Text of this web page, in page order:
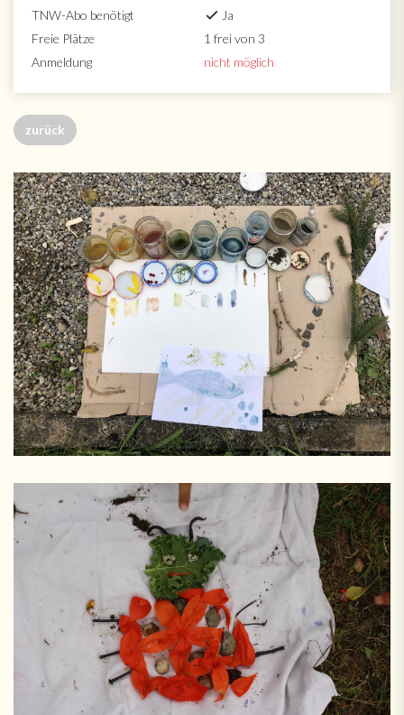
TNW-Abo benötigt
Ja
Freie Plätze
1 frei von 3
Anmeldung
nicht möglich
zurück